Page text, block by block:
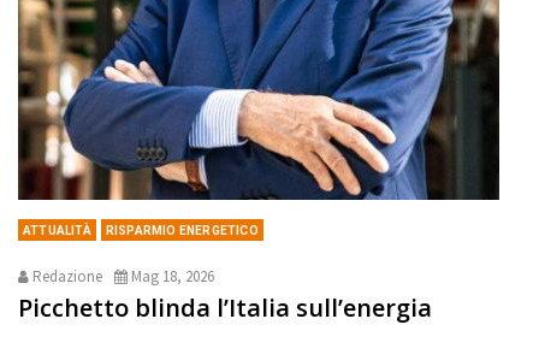
ATTUALITÀ RISPARMIO ENERGETICO
Redazione Mag 18, 2026
Picchetto blinda l’Italia sull’energia